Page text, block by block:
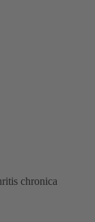
chronica